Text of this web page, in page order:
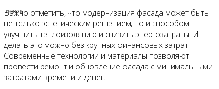
Важно отметить, что модернизация фасада может быть
не только эстетическим решением, но и способом
улучшить теплоизоляцию и снизить энергозатраты. И
делать это можно без крупных финансовых затрат.
Современные технологии и материалы позволяют
провести ремонт и обновление фасада с минимальными
затратами времени и денег.